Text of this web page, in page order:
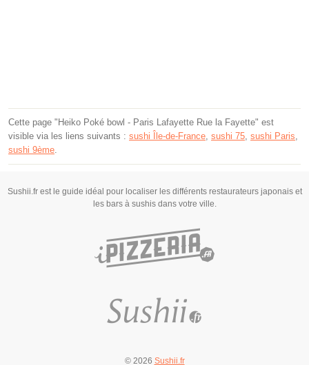
Cette page "Heiko Poké bowl - Paris Lafayette Rue la Fayette" est
visible via les liens suivants : sushi Île-de-France, sushi 75, sushi Paris,
sushi 9ème.
Sushii.fr est le guide idéal pour localiser les différents restaurateurs japonais et
les bars à sushis dans votre ville.
© 2026 Sushii.fr